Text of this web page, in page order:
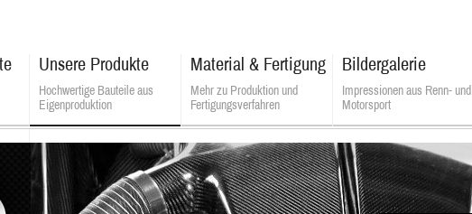
Unsere Produkte
Hochwertige Bauteile aus
Eigenproduktion
Material & Fertigung
Mehr zu Produktion und
Fertigungsverfahren
Bildergalerie
Impressionen aus Renn- und
Motorsport
ALSATEK - Composite Technologies